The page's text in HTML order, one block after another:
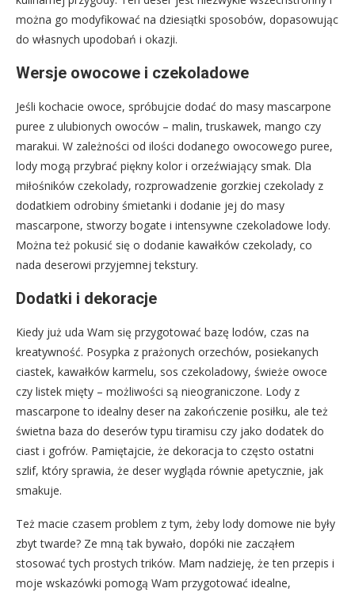
można go modyfikować na dziesiątki sposobów, dopasowując
do własnych upodobań i okazji.
Wersje owocowe i czekoladowe
Jeśli kochacie owoce, spróbujcie dodać do masy mascarpone
puree z ulubionych owoców – malin, truskawek, mango czy
marakui. W zależności od ilości dodanego owocowego puree,
lody mogą przybrać piękny kolor i orzeźwiający smak. Dla
miłośników czekolady, rozprowadzenie gorzkiej czekolady z
dodatkiem odrobiny śmietanki i dodanie jej do masy
mascarpone, stworzy bogate i intensywne czekoladowe lody.
Można też pokusić się o dodanie kawałków czekolady, co
nada deserowi przyjemnej tekstury.
Dodatki i dekoracje
Kiedy już uda Wam się przygotować bazę lodów, czas na
kreatywność. Posypka z prażonych orzechów, posiekanych
ciastek, kawałków karmelu, sos czekoladowy, świeże owoce
czy listek mięty – możliwości są nieograniczone. Lody z
mascarpone to idealny deser na zakończenie posiłku, ale też
świetna baza do deserów typu tiramisu czy jako dodatek do
ciast i gofrów. Pamiętajcie, że dekoracja to często ostatni
szlif, który sprawia, że deser wygląda równie apetycznie, jak
smakuje.
Też macie czasem problem z tym, żeby lody domowe nie były
zbyt twarde? Ze mną tak bywało, dopóki nie zacząłem
stosować tych prostych trików. Mam nadzieję, że ten przepis i
moje wskazówki pomogą Wam przygotować idealne,